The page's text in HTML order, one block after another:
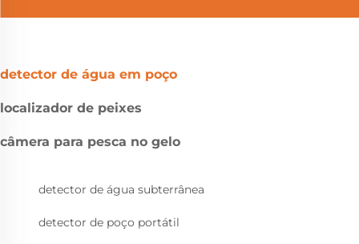
detector de água em poço
localizador de peixes
câmera para pesca no gelo
detector de água subterrânea
detector de poço portátil